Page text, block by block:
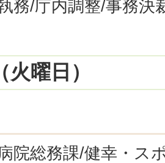
務/庁内調整/事務決
曜日）
院総務課/健幸・ス